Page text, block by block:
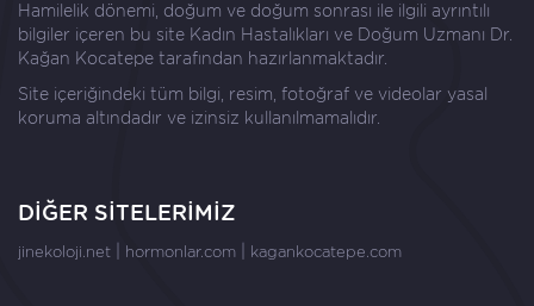
Hamilelik dönemi, doğum ve doğum sonrası ile ilgili ayrıntılı
bilgiler içeren bu site Kadın Hastalıkları ve Doğum Uzmanı Dr.
Kağan Kocatepe tarafından hazırlanmaktadır.
Site içeriğindeki tüm bilgi, resim, fotoğraf ve videolar yasal
koruma altındadır ve izinsiz kullanılmamalıdır.
DİĞER SİTELERİMİZ
jinekoloji.net hormonlar.com kagankocatepe.com